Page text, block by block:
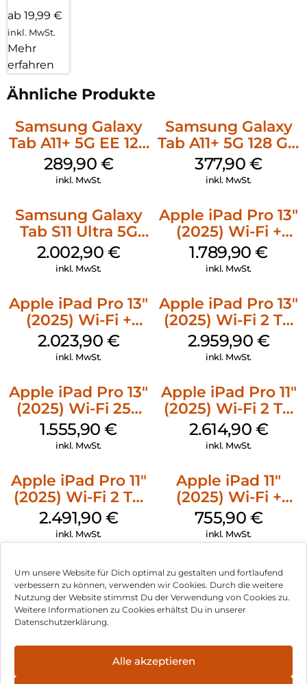
Um unsere Website für Dich optimal zu gestalten und fortlaufend
verbessern zu können, verwenden wir Cookies. Durch die weitere
Nutzung der Website stimmst Du der Verwendung von Cookies zu.
Weitere Informationen zu Cookies erhältst Du in unserer
Datenschutzerklärung.
Alle akzeptieren
ab 19,99 €
inkl. MwSt.
Mehr
erfahren
Ähnliche Produkte
Samsung Galaxy
Tab A11+ 5G EE 128
GB Gray
289,90 €
inkl. MwSt.
Samsung Galaxy
Tab A11+ 5G 128 GB
Gray
377,90€
inkl. MwSt.
Samsung Galaxy
Tab S11 Ultra 5G
512 GB Gray
2.002,90 €
inkl. MwSt.
Apple iPad Pro 13″
(2025) Wi-Fi +
Cellular 256 GB
Standardglas
1.789,90€
inkl. MwSt.
Apple iPad Pro 13″
(2025) Wi-Fi +
Cellular 512 GB
Standardglas
2.023,90 €
inkl. MwSt.
Apple iPad Pro 13″
(2025) Wi-Fi 2 TB
Nanotexturglas
Silber
2.959,90 €
inkl. MwSt.
Apple iPad Pro 13″
(2025) Wi-Fi 256
GB Standardglas
Space Schwarz
1.555,90€
inkl. MwSt.
Apple iPad Pro 11″
(2025) Wi-Fi 2 TB
Nanotexturglas
Space Schwarz
2.614,90 €
inkl. MwSt.
Apple iPad Pro 11″
(2025) Wi-Fi 2 TB
Standardglas
Space Schwarz
2.491,90 €
inkl. MwSt.
Apple iPad 11″
(2025) Wi-Fi +
Cellular 256 GB
Pink
755,90 €
inkl. MwSt.
Impressum